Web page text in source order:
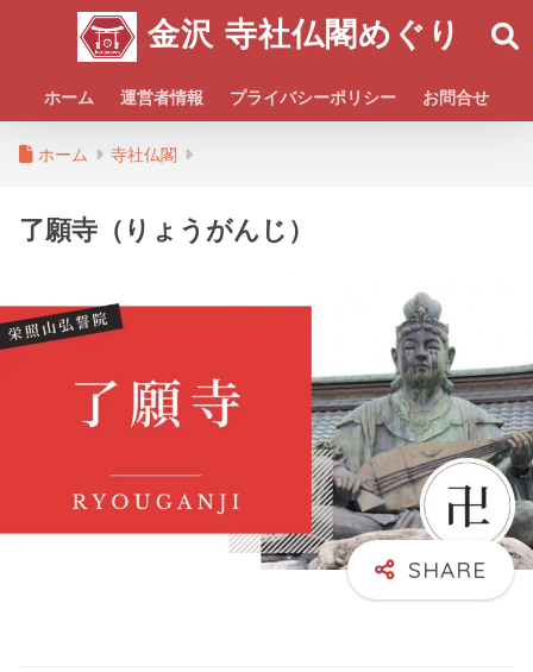
金沢 寺社仏閣めぐり
ホーム 運営者情報 プライバシーポリシー お問合せ
ホーム 寺社仏閣
了願寺（りょうがんじ）